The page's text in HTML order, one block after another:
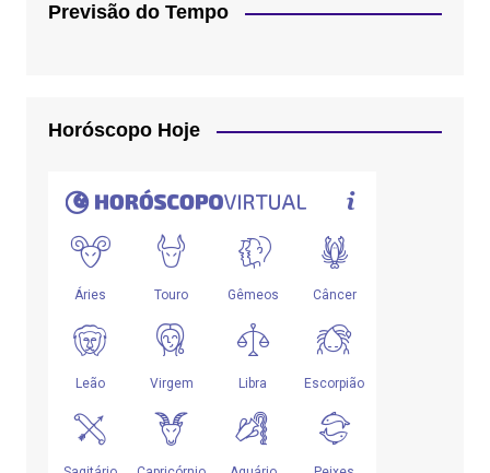
Previsão do Tempo
Horóscopo Hoje